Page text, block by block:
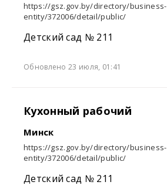
https://gsz.gov.by/directory/business-
entity/372006/detail/public/
Детский сад № 211
Обновлено 23 июля, 01:41
Кухонный рабочий
Минск
https://gsz.gov.by/directory/business-
entity/372006/detail/public/
Детский сад № 211